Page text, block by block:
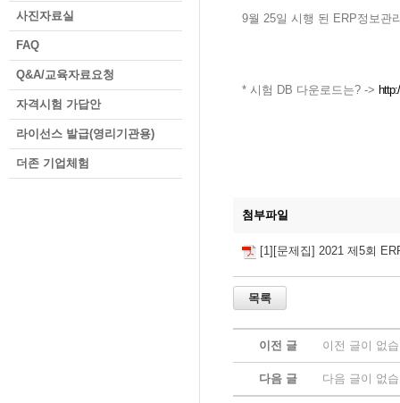
사진자료실
FAQ
Q&A/교육자료요청
자격시험 가답안
라이선스 발급(영리기관용)
더존 기업체험
9월 25일 시행 된 ERP정보관
* 시험 DB 다운로드는? ->
첨부파일
[1][문제집] 2021 제5회
이전 글 이전 글이 없
다음 글 다음 글이 없